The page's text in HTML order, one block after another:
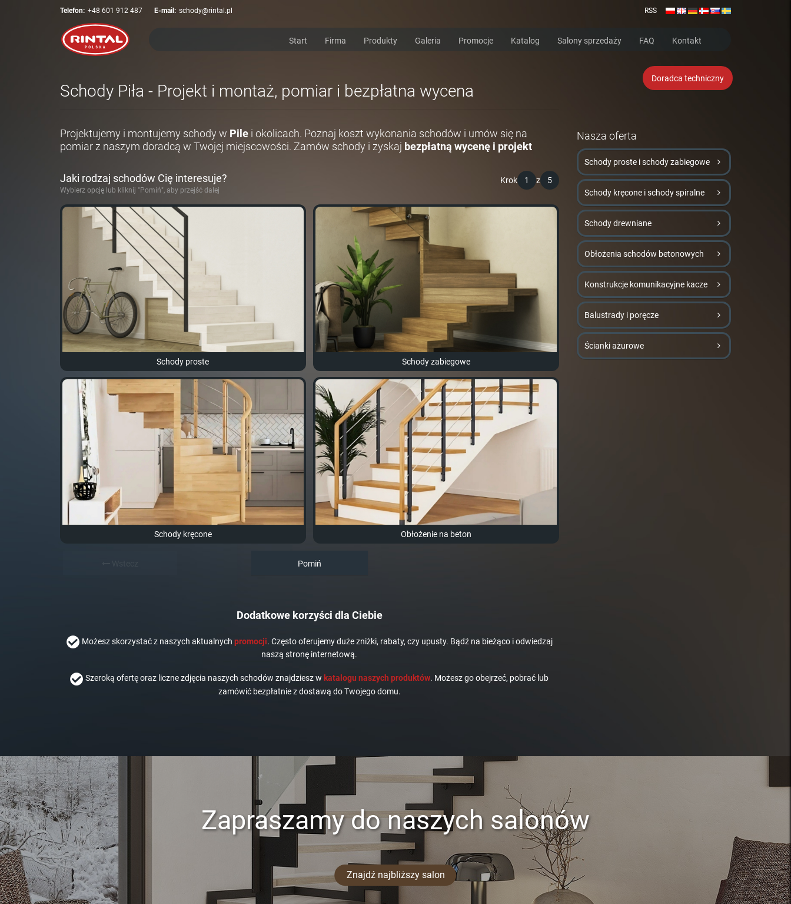
Telefon: +48 601 912 487 E-mail: schody@rintal.pl RSS
Start Firma Produkty Galeria Promocje Katalog Salony sprzedaży FAQ Kontakt
Doradca techniczny
Schody Piła - Projekt i montaż, pomiar i bezpłatna wycena
Projektujemy i montujemy schody w Pile i okolicach. Poznaj koszt wykonania schodów i umów się na
pomiar z naszym doradcą w Twojej miejscowości. Zamów schody i zyskaj bezpłatną wycenę i projekt
Krok 1 z 5
Jaki rodzaj schodów Cię interesuje?
Wybierz opcję lub kliknij "Pomiń", aby przejść dalej
Schody proste Schody zabiegowe
Schody kręcone Obłożenie na beton
Pomiń
Dodatkowe korzyści dla Ciebie
Możesz skorzystać z naszych aktualnych promocji. Często oferujemy duże zniżki, rabaty, czy upusty. Bądź na bieżąco i odwiedzaj
naszą stronę internetową.
Szeroką ofertę oraz liczne zdjęcia naszych schodów znajdziesz w katalogu naszych produktów. Możesz go obejrzeć, pobrać lub
zamówić bezpłatnie z dostawą do Twojego domu.
Nasza oferta
Schody proste i schody zabiegowe
Schody kręcone i schody spiralne
Schody drewniane
Obłożenia schodów betonowych
Konstrukcje komunikacyjne kacze
Balustrady i poręcze
Ścianki ażurowe
Zapraszamy do naszych salonów
Znajdź najbliższy salon